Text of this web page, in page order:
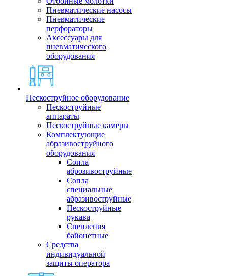
Пневматические насосы
Пневматические
перфораторы
Аксессуары для
пневматического
оборудования
Пескоструйное оборудование
Пескоструйные
аппараты
Пескоструйные камеры
Комплектующие
абразивоструйного
оборудования
Сопла
аброзивоструйные
Сопла
специальные
абразивоструйные
Пескоструйные
рукава
Сцепления
байонетные
Средства
индивидуальной
защиты оператора